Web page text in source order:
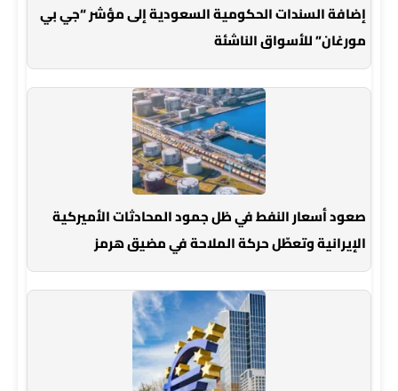
إضافة السندات الحكومية السعودية إلى مؤشر “جي بي
مورغان” للأسواق الناشئة
صعود أسعار النفط في ظل جمود المحادثات الأميركية
الإيرانية وتعطّل حركة الملاحة في مضيق هرمز